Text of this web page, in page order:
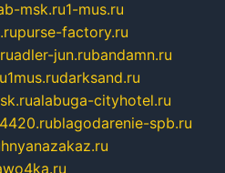
msk.ru1-mus.ru
purse-factory.ru
adler-jun.rubandamn.ru
1mus.rudarksand.ru
alabuga-cityhotel.ru
blagodarenie-spb.ru